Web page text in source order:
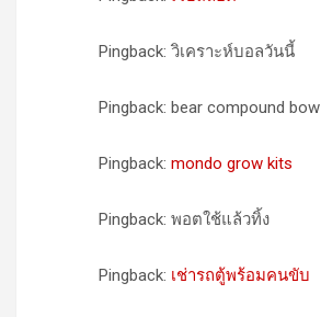
Pingback: วิเคราะห์บอลวันนี้
Pingback: bear compound bow
Pingback: mondo grow kits
Pingback: พอตใช้แล้วทิ้ง
Pingback: เช่ารถตู้พร้อมคนขับ